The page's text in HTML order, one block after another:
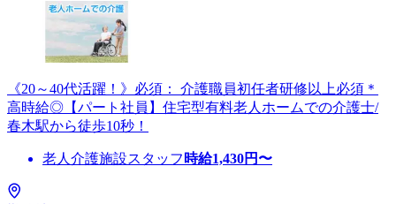
《20～40代活躍！》必須： 介護職員初任者研修以上必須＊
高時給◎【パート社員】住宅型有料老人ホームでの介護士/
春木駅から徒歩10秒！
老人介護施設スタッフ 時給1,430円〜